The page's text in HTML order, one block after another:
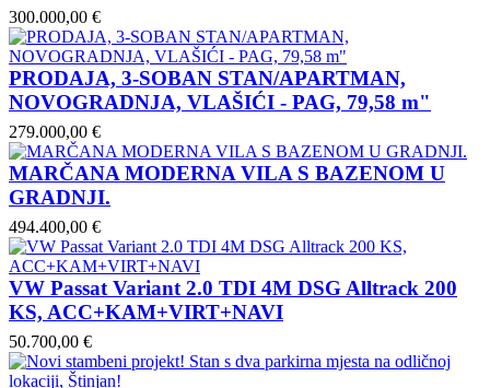
300.000,00 €
PRODAJA, 3-SOBAN STAN/APARTMAN,
NOVOGRADNJA, VLAŠIĆI - PAG, 79,58 m"
279.000,00 €
MARČANA MODERNA VILA S BAZENOM U
GRADNJI.
494.400,00 €
VW Passat Variant 2.0 TDI 4M DSG Alltrack 200
KS, ACC+KAM+VIRT+NAVI
50.700,00 €